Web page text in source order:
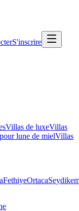
S'inscrire
Villas de luxeVillas
lune de mielVillas
FethiyeOrtaca